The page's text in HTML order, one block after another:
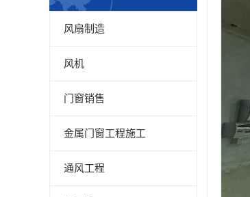
风扇制造
风机
门窗销售
金属门窗工程施工
通风工程